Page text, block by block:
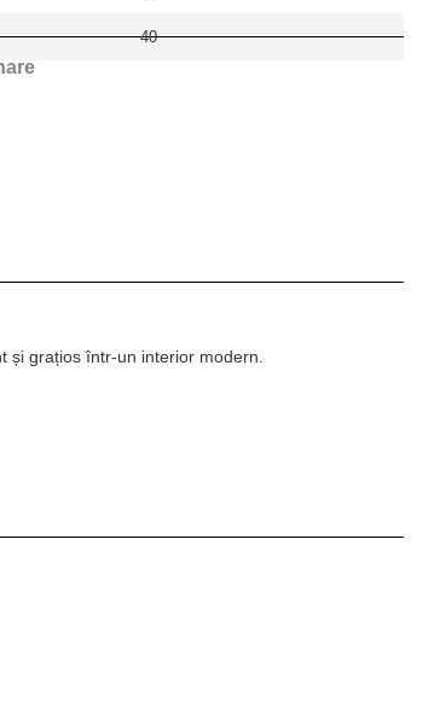
40
și grațios într-un interior modern.